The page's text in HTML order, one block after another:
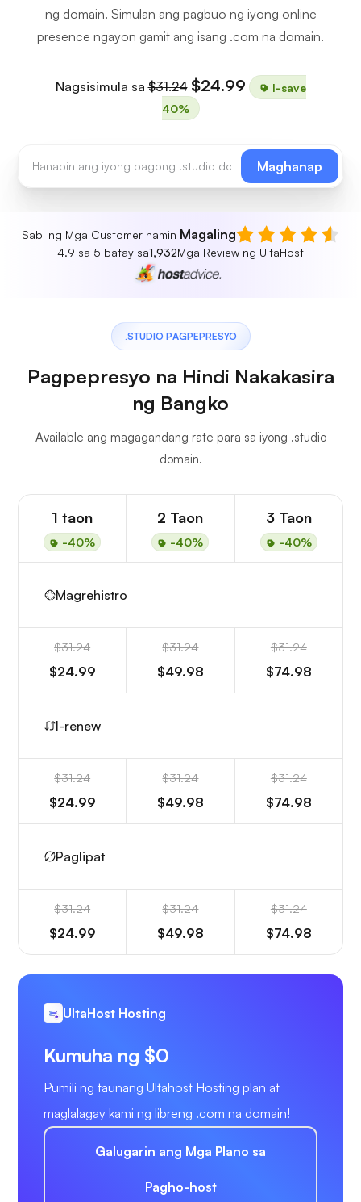
ng domain. Simulan ang pagbuo ng iyong online
presence ngayon gamit ang isang .com na domain.
Nagsisimula sa$31.24 $24.99
I-save
40%
Maghanap
Sabi ng Mga Customer namin Magaling
4.9 sa 5 batay sa1,932Mga Review ng UltaHost
.STUDIO PAGPEPRESYO
Pagpepresyo na Hindi Nakakasira
ng Bangko
Available ang magagandang rate para sa iyong .studio
domain.
1 taon
-40%
2 Taon
-40%
3 Taon
-40%
Magrehistro
$31.24
$24.99
$31.24
$49.98
$31.24
$74.98
I-renew
$31.24
$24.99
$31.24
$49.98
$31.24
$74.98
Paglipat
$31.24
$24.99
$31.24
$49.98
$31.24
$74.98
UltaHost Hosting
Kumuha ng $0
Pumili ng taunang Ultahost Hosting plan at
maglalagay kami ng libreng .com na domain!
Galugarin ang Mga Plano sa
Pagho-host